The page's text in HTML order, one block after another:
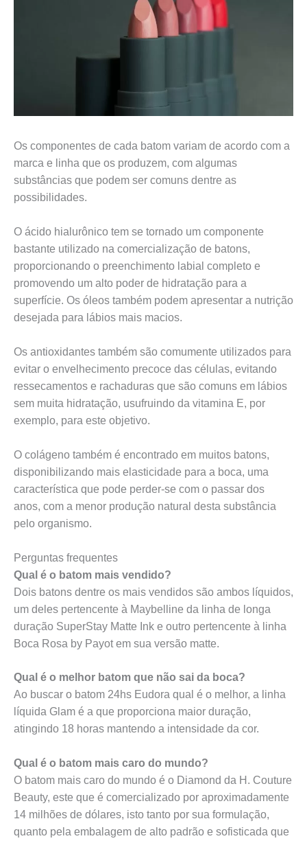
Os componentes de cada batom variam de acordo com a
marca e linha que os produzem, com algumas
substâncias que podem ser comuns dentre as
possibilidades.
O ácido hialurônico tem se tornado um componente
bastante utilizado na comercialização de batons,
proporcionando o preenchimento labial completo e
promovendo um alto poder de hidratação para a
superfície. Os óleos também podem apresentar a nutrição
desejada para lábios mais macios.
Os antioxidantes também são comumente utilizados para
evitar o envelhecimento precoce das células, evitando
ressecamentos e rachaduras que são comuns em lábios
sem muita hidratação, usufruindo da vitamina E, por
exemplo, para este objetivo.
O colágeno também é encontrado em muitos batons,
disponibilizando mais elasticidade para a boca, uma
característica que pode perder-se com o passar dos
anos, com a menor produção natural desta substância
pelo organismo.
Perguntas frequentes
Qual é o batom mais vendido?
Dois batons dentre os mais vendidos são ambos líquidos,
um deles pertencente à Maybelline da linha de longa
duração SuperStay Matte Ink e outro pertencente à linha
Boca Rosa by Payot em sua versão matte.
Qual é o melhor batom que não sai da boca?
Ao buscar o batom 24hs Eudora qual é o melhor, a linha
líquida Glam é a que proporciona maior duração,
atingindo 18 horas mantendo a intensidade da cor.
Qual é o batom mais caro do mundo?
O batom mais caro do mundo é o Diamond da H. Couture
Beauty, este que é comercializado por aproximadamente
14 milhões de dólares, isto tanto por sua formulação,
quanto pela embalagem de alto padrão e sofisticada que